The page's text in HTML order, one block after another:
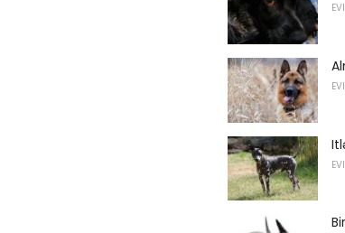
EVI
EVI
EVI